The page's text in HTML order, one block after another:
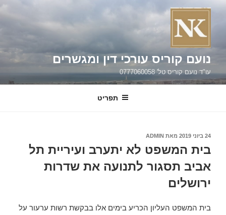
דילוג
נועם קוריס עורכי דין ומגשרים
עו"ד נועם קוריס טל' 0777060058
תפריט
פורסם
24 ביוני 2019 מאת ADMIN
בית המשפט לא יתערב ועיריית תל
אביב תסגור לתנועה את שדרות
ירושלים
בית המשפט העליון הכריע בימים אלו בבקשת רשות ערעור על